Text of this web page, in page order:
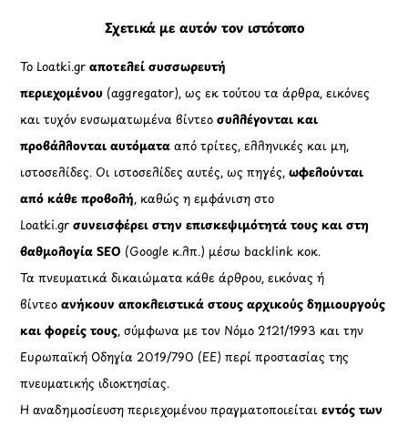
Σχετικά με αυτόν τον ιστότοπο
Το Loatki.grαποτελεί συσσωρευτή
περιεχομένου (aggregator), ως εκ τούτου τα άρθρα, εικόνες
και τυχόν ενσωματωμένα βίντεοσυλλέγονται και
προβάλλονται αυτόματααπό τρίτες, ελληνικές και μη,
ιστοσελίδες. Οι ιστοσελίδες αυτές, ως πηγές,ωφελούνται
από κάθε προβολή, καθώς η εμφάνιση στο
Loatki.gr συνεισφέρει στην επισκεψιμότητά τους και στη
βαθμολογία SEO (Google κ.λπ.) μέσω backlink κοκ.
Τα πνευματικά δικαιώματα κάθε άρθρου, εικόνας ή
βίντεοανήκουν αποκλειστικά στους αρχικούς δημιουργούς
και φορείς τους, σύμφωνα με τον Νόμο 2121/1993 και την
Ευρωπαϊκή Οδηγία 2019/790 (ΕΕ) περί προστασίας της
πνευματικής ιδιοκτησίας.
Η αναδημοσίευση περιεχομένου πραγματοποιείταιεντός των